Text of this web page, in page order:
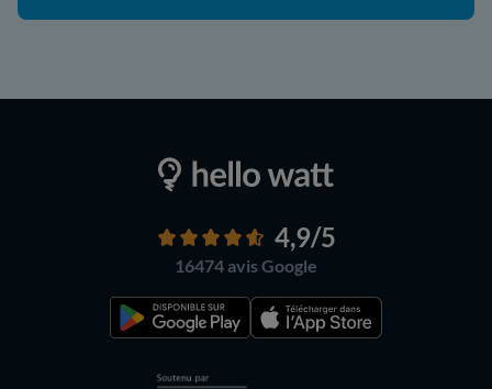
4,9/5
16474 avisGoogle